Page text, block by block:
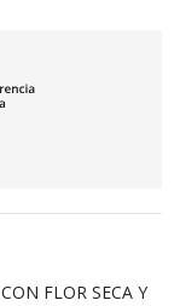
FLOR SECA Y